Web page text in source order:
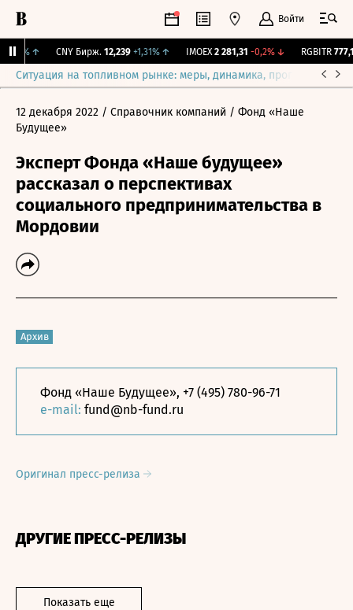
Войти
↑ CNY Бирж. 12,239 +1,31% ↑ IMOEX 2 281,31 -0,2%↓ RGBITR 777,14
Ситуация на топливном рынке: меры, динамика, прогнозы
12 декабря 2022 / Справочник компаний / Фонд «Наше
Будущее»
Эксперт Фонда «Наше будущее»
рассказал о перспективах
социального предпринимательства в
Мордовии
Архив
Фонд «Наше Будущее», +7 (495) 780-96-71
e-mail: fund@nb-fund.ru
Оригинал пресс-релиза
ДРУГИЕ ПРЕСС-РЕЛИЗЫ
Показать еще